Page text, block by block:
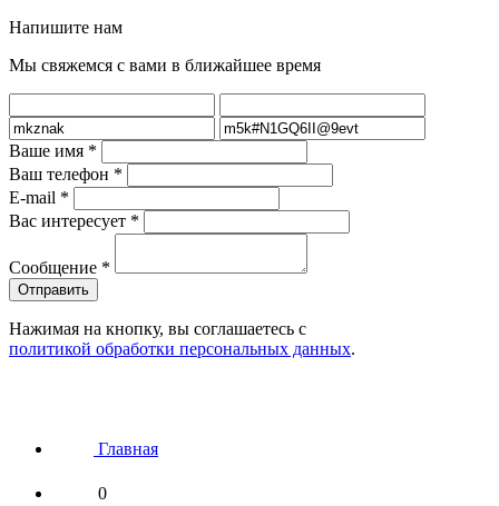
Напишите нам
Мы свяжемся с вами в ближайшее время
Ваше имя *
Ваш телефон *
E-mail *
Вас интересует *
Сообщение *
Нажимая на кнопку, вы соглашаетесь с
политикой обработки персональных данных.
Главная
0